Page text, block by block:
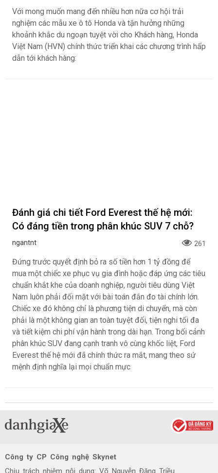
Với mong muốn mang đến nhiều hơn nữa cơ hội trải
nghiệm các mẫu xe ô tô Honda và tận hưởng những
khoảnh khắc du ngoạn tuyệt vời cho Khách hàng, Honda
Việt Nam (HVN) chính thức triển khai các chương trình hấp
dẫn tới khách hàng:
Đánh giá chi tiết Ford Everest thế hệ mới:
Có đáng tiền trong phân khúc SUV 7 chỗ?
ngantnt 261
Đứng trước quyết định bỏ ra số tiền hơn 1 tỷ đồng để
mua một chiếc xe phục vụ gia đình hoặc đáp ứng các tiêu
chuẩn khắt khe của doanh nghiệp, người tiêu dùng Việt
Nam luôn phải đối mặt với bài toán đắn đo tài chính lớn.
Chiếc xe đó không chỉ là phương tiện di chuyển, mà còn
phải là một không gian an toàn tuyệt đối, tiện nghi tối đa
và tiết kiệm chi phí vận hành trong dài hạn. Trong bối cảnh
phân khúc SUV đang cạnh tranh vô cùng khốc liệt, Ford
Everest thế hệ mới đã chính thức ra mắt, mang theo sứ
mệnh định nghĩa lại mọi chuẩn mực
Công ty CP Công nghệ Skynet
Chịu trách nhiệm nội dung: Võ Nguyễn Đăng Triều.